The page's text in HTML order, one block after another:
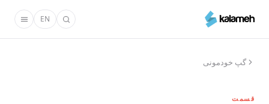
محتوای
EN
گپ خودمونی
قسمت